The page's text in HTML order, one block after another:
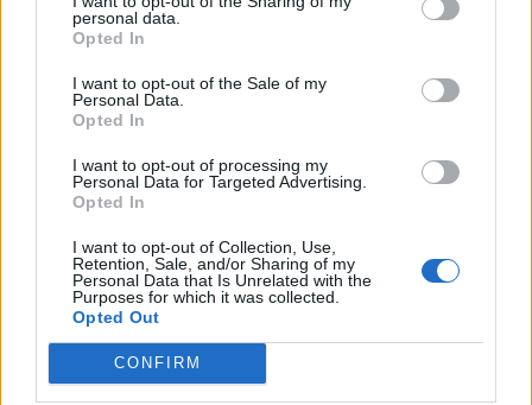
personal data.
Opted In
I want to opt-out of the Sale of my
Personal Data.
Opted In
I want to opt-out of processing my
Personal Data for Targeted Advertising.
Opted In
I want to opt-out of Collection, Use,
Retention, Sale, and/or Sharing of my
Personal Data that Is Unrelated with the
Purposes for which it was collected.
Opted Out
CONFIRM
A JÖVŐ EMLÉKEI
Plazmavágó-blues –
tizenötödik erdélyi
történet a jövőből
FALL SÁNDOR
„Az erdélyi techközpontban valóban
gyártottak androidokat. A negyvenezer
hektárnyi területen, az egykori